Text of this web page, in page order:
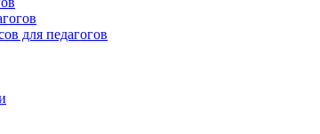
для педагогов